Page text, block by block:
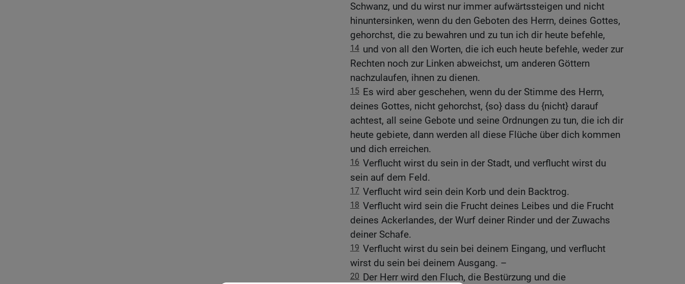
Schwanz, und du wirst nur immer aufwärtssteigen und nicht
hinuntersinken, wenn du den Geboten des Herrn, deines Gottes,
gehorchst, die zu bewahren und zu tun ich dir heute befehle,
14 und von all den Worten, die ich euch heute befehle, weder zur
Rechten noch zur Linken abweichst, um anderen Göttern
nachzulaufen, ihnen zu dienen.
15 Es wird aber geschehen, wenn du der Stimme des Herrn,
deines Gottes, nicht gehorchst, {so} dass du {nicht} darauf
achtest, all seine Gebote und seine Ordnungen zu tun, die ich dir
heute gebiete, dann werden all diese Flüche über dich kommen
und dich erreichen.
16 Verflucht wirst du sein in der Stadt, und verflucht wirst du
sein auf dem Feld.
17 Verflucht wird sein dein Korb und dein Backtrog.
18 Verflucht wird sein die Frucht deines Leibes und die Frucht
deines Ackerlandes, der Wurf deiner Rinder und der Zuwachs
deiner Schafe.
19 Verflucht wirst du sein bei deinem Eingang, und verflucht
wirst du sein bei deinem Ausgang. –
20 Der Herr wird den Fluch, die Bestürzung und die